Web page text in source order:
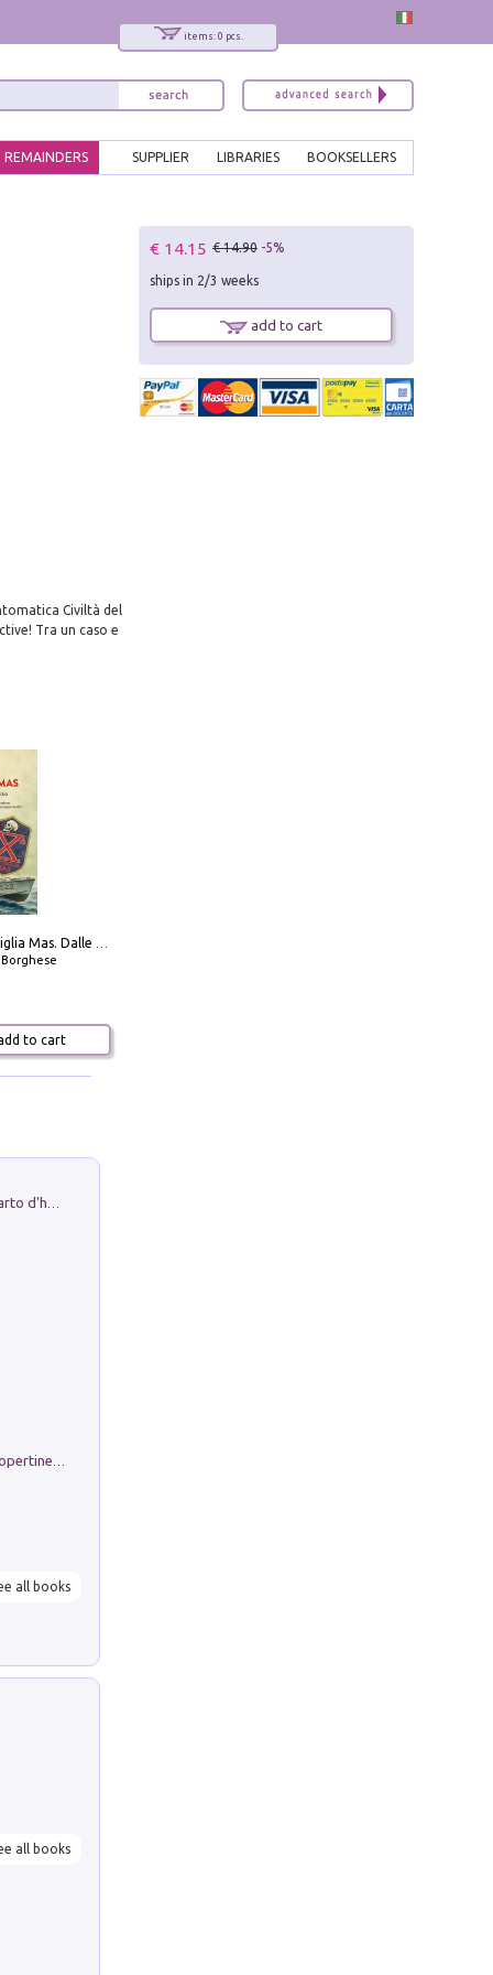
items: 0 pcs.
BOOKSELLERS
LIBRARIES
SUPPLIER
REMAINDERS
Civiltà del
Tra un caso e
to cart
all books
all books
€ 14.15 € 14.90 -5%
ships in 2/3 weeks
add to cart
x
Interessato ai nostri libri?
Sarai informato delle nostre novità, potrai
comunque cancellarti quando desideri.
modulo di iscrizione